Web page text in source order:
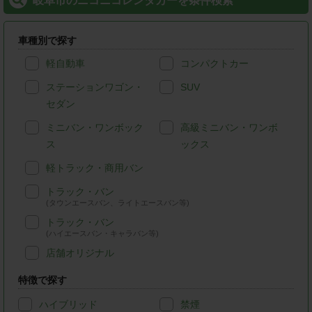
車種別で探す
軽自動車 コンパクトカー
ステーションワゴン・
セダン
SUV
ミニバン・ワンボック
ス
高級ミニバン・ワンボ
ックス
軽トラック・商用バン
トラック・バン
(タウンエースバン、ライトエースバン等)
トラック・バン
(ハイエースバン・キャラバン等)
店舗オリジナル
特徴で探す
ハイブリッド 禁煙